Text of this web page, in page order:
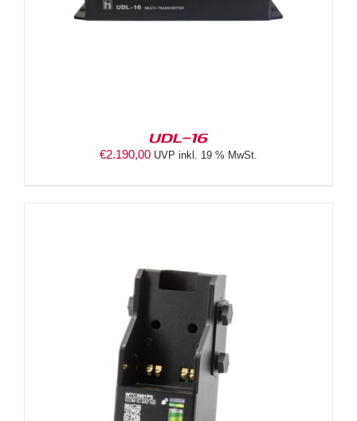
UDL-16
€2.190,00 UVP inkl. 19 % MwSt.